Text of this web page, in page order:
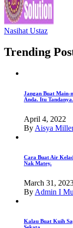
Nasihat Ustaz
Trending
Jangan Buat Main-
Anda. Itu
April 4, 2022
By Aisya
Cara Buat Air
Nak Matey.
March 31,
By Admin I
Kalau Buat Kuih
Sekata.